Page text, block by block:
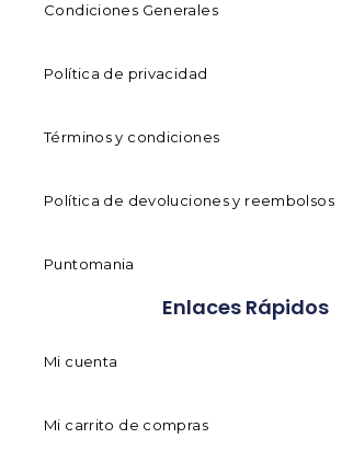
Condiciones Generales
Política de privacidad
Términos y condiciones
Política de devoluciones y reembolsos
Puntomania
Enlaces Rápidos
Mi cuenta
Mi carrito de compras